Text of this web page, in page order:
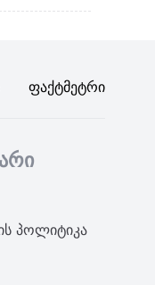
Ფაქტმეტრი
პოლიტიკა